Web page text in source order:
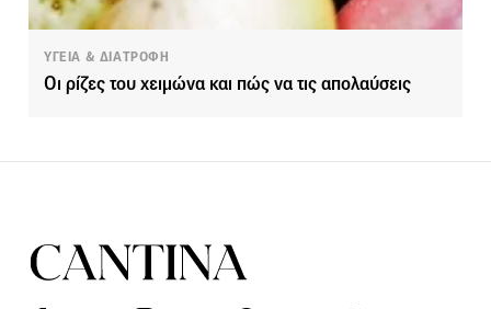
ΥΓΕΙΑ & ΔΙΑΤΡΟΦΗ
Οι ρίζες του χειμώνα και πώς να τις απολαύσεις